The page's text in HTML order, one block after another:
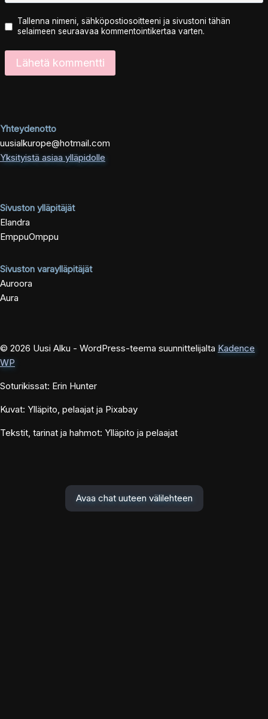
Tallenna nimeni, sähköpostiosoitteeni ja sivustoni tähän
selaimeen seuraavaa kommentointikertaa varten.
Yhteydenotto
uusialkurope@hotmail.com
Yksityistä asiaa ylläpidolle
Sivuston ylläpitäjät
Elandra
EmppuOmppu
Sivuston varaylläpitäjät
Auroora
Aura
© 2026 Uusi Alku - WordPress-teema suunnittelijalta Kadence
WP
Soturikissat: Erin Hunter
Kuvat: Ylläpito, pelaajat ja Pixabay
Tekstit, tarinat ja hahmot: Ylläpito ja pelaajat
Avaa chat uuteen välilehteen